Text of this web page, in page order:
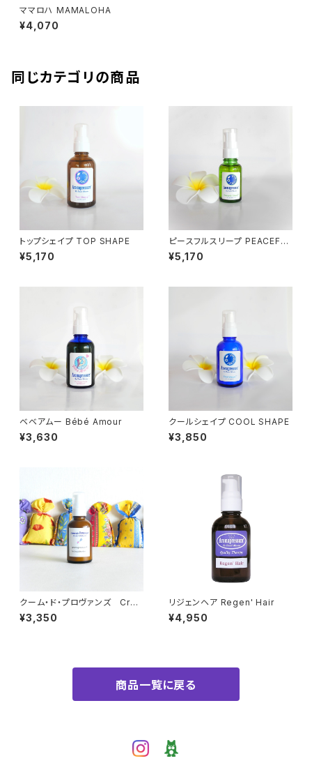
ママロハ MAMALOHA
¥4,070
同じカテゴリの商品
トップシェイプ TOP SHAPE
¥5,170
ピースフルスリープ PEACEFU
L SLEEP
¥5,170
ベベアムー Bébé Amour
¥3,630
クールシェイプ COOL SHAPE
¥3,850
クーム・ド・プロヴァンズ Cre
me de Provence
¥3,350
リジェンヘア Regen' Hair
¥4,950
商品一覧に戻る